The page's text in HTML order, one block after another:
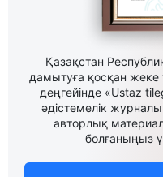
Қазақстан
дамытуға қосқан жеке
деңгейінде «Ustaz
әдістемелік
авторлық
болғаныңыз